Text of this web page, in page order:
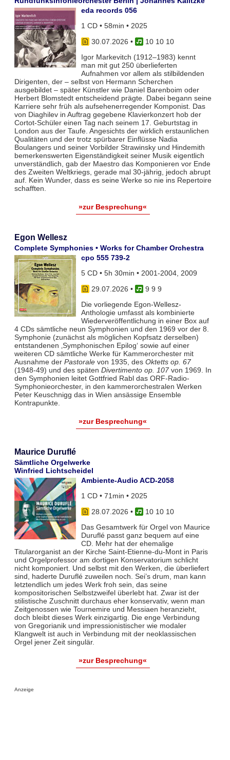
eda records 056
1 CD • 58min • 2025
30.07.2026 •
10 10 10
Igor Markevitch (1912–1983) kennt
man mit gut 250 überlieferten
Aufnahmen vor allem als stilbildenden
Dirigenten, der – selbst von Hermann Scherchen
ausgebildet – später Künstler wie Daniel Barenboim oder
Herbert Blomstedt entscheidend prägte. Dabei begann seine
Karriere sehr früh als aufsehenerregender Komponist. Das
von Diaghilev in Auftrag gegebene Klavierkonzert hob der
Cortot-Schüler einen Tag nach seinem 17. Geburtstag in
London aus der Taufe. Angesichts der wirklich erstaunlichen
Qualitäten und der trotz spürbarer Einflüsse Nadia
Boulangers und seiner Vorbilder Strawinsky und Hindemith
bemerkenswerten Eigenständigkeit seiner Musik eigentlich
unverständlich, gab der Maestro das Komponieren vor Ende
des Zweiten Weltkriegs, gerade mal 30-jährig, jedoch abrupt
auf. Kein Wunder, dass es seine Werke so nie ins Repertoire
schafften.
»zur Besprechung«
Egon Wellesz
Complete Symphonies • Works for Chamber Orchestra
cpo 555 739-2
5 CD • 5h 30min • 2001-2004, 2009
29.07.2026 •
9 9 9
Die vorliegende Egon-Wellesz-
Anthologie umfasst als kombinierte
Wiederveröffentlichung in einer Box auf
4 CDs sämtliche neun Symphonien und den 1969 vor der 8.
Symphonie (zunächst als möglichen Kopfsatz derselben)
entstandenen ‚Symphonischen Epilog‘ sowie auf einer
weiteren CD sämtliche Werke für Kammerorchester mit
Ausnahme der Pastoralevon 1935, des Oktetts op. 67
(1948-49) und des späten Divertimento op. 107von 1969. In
den Symphonien leitet Gottfried Rabl das ORF-Radio-
Symphonieorchester, in den kammerorchestralen Werken
Peter Keuschnigg das in Wien ansässige Ensemble
Kontrapunkte.
»zur Besprechung«
Maurice Duruflé
Sämtliche Orgelwerke
Winfried Lichtscheidel
Ambiente-Audio ACD-2058
1 CD • 71min • 2025
28.07.2026 •
10 10 10
Das Gesamtwerk für Orgel von Maurice
Duruflé passt ganz bequem auf eine
CD. Mehr hat der ehemalige
Titularorganist an der Kirche Saint-Etienne-du-Mont in Paris
und Orgelprofessor am dortigen Konservatorium schlicht
nicht komponiert. Und selbst mit den Werken, die überliefert
sind, haderte Duruflé zuweilen noch. Sei’s drum, man kann
letztendlich um jedes Werk froh sein, das seine
kompositorischen Selbstzweifel überlebt hat. Zwar ist der
stilistische Zuschnitt durchaus eher konservativ, wenn man
Zeitgenossen wie Tournemire und Messiaen heranzieht,
doch bleibt dieses Werk einzigartig. Die enge Verbindung
von Gregorianik und impressionistischer wie modaler
Klangwelt ist auch in Verbindung mit der neoklassischen
Orgel jener Zeit singulär.
»zur Besprechung«
Anzeige